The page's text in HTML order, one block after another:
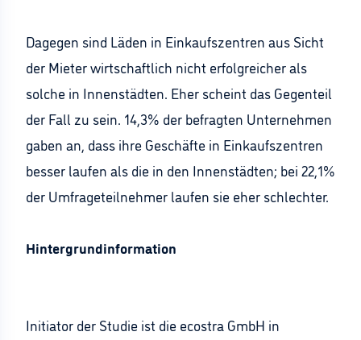
Dagegen sind Läden in Einkaufszentren aus Sicht
der Mieter wirtschaftlich nicht erfolgreicher als
solche in Innenstädten. Eher scheint das Gegenteil
der Fall zu sein. 14,3% der befragten Unternehmen
gaben an, dass ihre Geschäfte in Einkaufszentren
besser laufen als die in den Innenstädten; bei 22,1%
der Umfrageteilnehmer laufen sie eher schlechter.
Hintergrundinformation
Initiator der Studie ist die ecostra GmbH in